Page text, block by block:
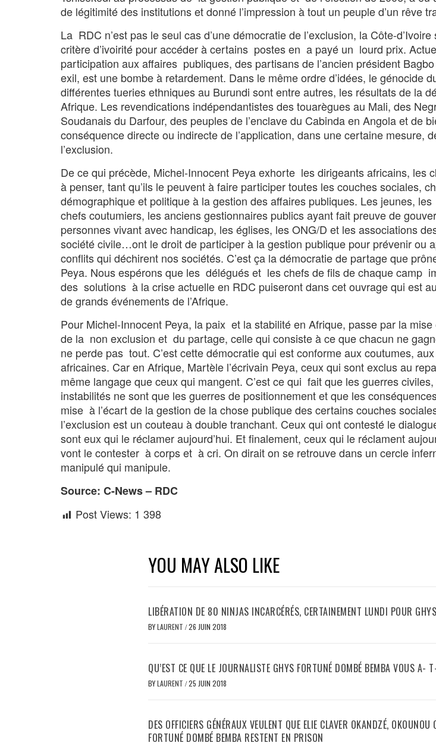
de légitimité des institutions et donné l’impression à tout un peuple d’un rêve
La RDC n’est pas le seul cas d’une démocratie de l’exclusion, la Côte-
critère d’ivoirité pour accéder à certains postes en a payé un lourd prix.
participation aux affaires publiques, des partisans de l’ancien président
exil, est une bombe à retardement. Dans le même ordre d’idées, le génocide
différentes tueries ethniques au Burundi sont entre autres, les résultats de la
Afrique. Les revendications indépendantistes des touarègues au Mali, des
Soudanais du Darfour, des peuples de l’enclave du Cabinda en Angola et de
conséquence directe ou indirecte de l’application, dans une certaine mesure,
l’exclusion.
De ce qui précède, Michel-Innocent Peya exhorte les dirigeants africains, les
à penser, tant qu’ils le peuvent à faire participer toutes les couches sociales,
démographique et politique à la gestion des affaires publiques. Les jeunes,
chefs coutumiers, les anciens gestionnaires publics ayant fait preuve de
personnes vivant avec handicap, les églises, les ONG/D et les associations
société civile…ont le droit de participer à la gestion publique pour prévenir ou
conflits qui déchirent nos sociétés. C’est ça la démocratie de partage que
Peya. Nous espérons que les délégués et les chefs de fils de chaque camp
des solutions à la crise actuelle en RDC puiseront dans cet ouvrage qui est
de grands événements de l’Afrique.
Pour Michel-Innocent Peya, la paix et la stabilité en Afrique, passe par la
de la non exclusion et du partage, celle qui consiste à ce que chacun ne
ne perde pas tout. C’est cette démocratie qui est conforme aux coutumes,
africaines. Car en Afrique, Martèle l’écrivain Peya, ceux qui sont exclus au
même langage que ceux qui mangent. C’est ce qui fait que les guerres
instabilités ne sont que les guerres de positionnement et que les
mise à l’écart de la gestion de la chose publique des certains couches
l’exclusion est un couteau à double tranchant. Ceux qui ont contesté le
sont eux qui le réclamer aujourd’hui. Et finalement, ceux qui le réclament
vont le contester à corps et à cri. On dirait on se retrouve dans un cercle
manipulé qui manipule.
Source: C-News – RDC
Post Views: 1 398
YOU MAY ALSO LIKE
LIBÉRATION DE 80 NINJAS INCARCÉRÉS, CERTAINEMENT LUNDI POUR
BYLAURENT /26 JUIN 2018
QU’EST CE QUE LE JOURNALISTE GHYS FORTUNÉ DOMBÉ BEMBA VOUS A-
BYLAURENT /25 JUIN 2018
DES OFFICIERS GÉNÉRAUX VEULENT QUE ELIE CLAVER OKANDZÉ,
FORTUNÉ DOMBÉ BEMBA RESTENT EN PRISON